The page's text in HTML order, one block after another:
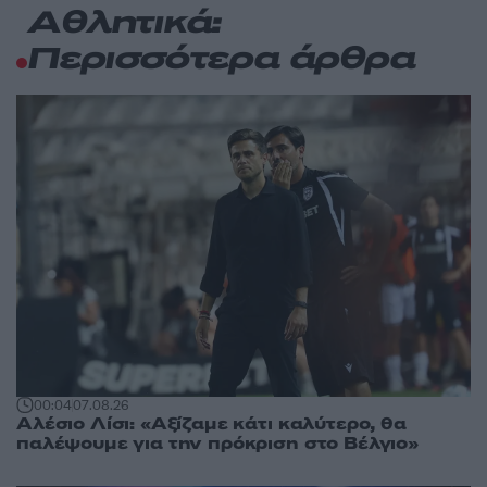
Αθλητικά:
Περισσότερα άρθρα
00:0407.08.26
Αλέσιο Λίσι: «Αξίζαμε κάτι καλύτερο, θα
παλέψουμε για την πρόκριση στο Βέλγιο»